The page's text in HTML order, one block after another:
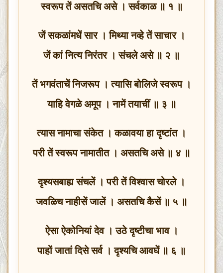
स्वरूप तें असतचि असे । सर्वकाळ ॥ १ ॥
जें सकळांमधें सार । मिथ्या नव्हे तें साचार ।
जें कां नित्य निरंतर । संचले असे ॥ २ ॥
तें भगवंताचें निजरूप । त्यासि बोलिजे स्वरूप ।
याहि वेगळे अमूप । नामें तयाचीं ॥ ३ ॥
त्यास नामाचा संकेत । कळावया हा दृष्टांत ।
परी तें स्वरूप नामातीत । असतचि असे ॥ ४ ॥
दृश्यसबाह्य संचलें । परी तें विश्वास चोरले ।
जवळिच नाहीसें जालें । असतचि कैसें ॥ ५ ॥
ऐसा ऐकोनियां देव । उठे दृष्टीचा भाव ।
पाहों जातां दिसे सर्व । दृश्यचि आवघें ॥ ६ ॥